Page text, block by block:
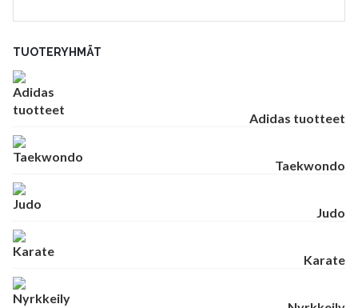
TUOTERYHMÄT
Adidas tuotteet
Taekwondo
Judo
Karate